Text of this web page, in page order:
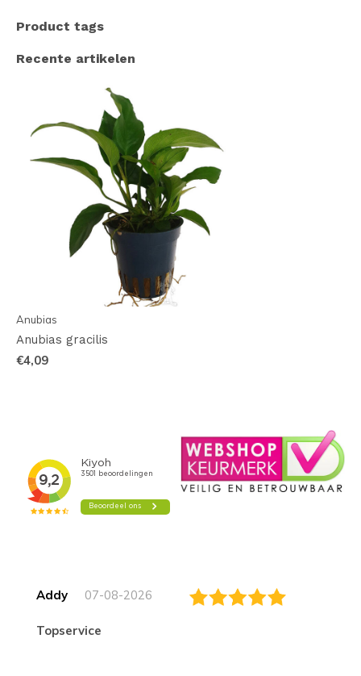
Product tags
Recente artikelen
Anubias
Anubias gracilis
€4,09
Addy 07-08-2026
topservice